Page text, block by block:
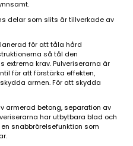
delar som slits är tillverkade av
för att tåla hård
så tål den
extrema krav. Pulveriserarna är
för att förstärka effekten,
armen. För att skydda
armerad betong, separation av
har utbytbara blad och
snabbrörelsefunktion som